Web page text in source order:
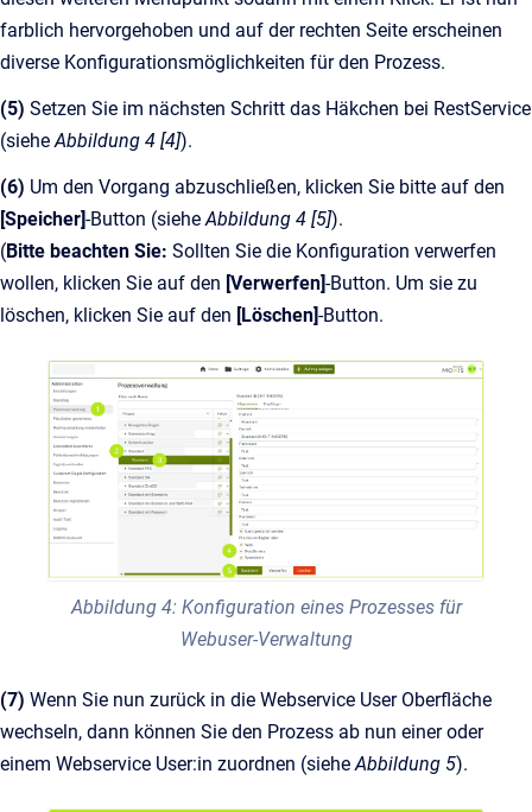
farblich hervorgehoben und auf der rechten Seite erscheinen
diverse Konfigurationsmöglichkeiten für den Prozess.
(5) Setzen Sie im nächsten Schritt das Häkchen bei RestService
(sieheAbbildung 4 [4]).
(6) Um den Vorgang abzuschließen, klicken Sie bitte auf den
[Speicher]-Button (sieheAbbildung 4 [5]).
(Bitte beachten Sie: Sollten Sie die Konfiguration verwerfen
wollen, klicken Sie auf den [Verwerfen]-Button. Um sie zu
löschen, klicken Sie auf den [Löschen]-Button.
Abbildung 4: Konfiguration eines Prozesses für
Webuser-Verwaltung
(7) Wenn Sie nun zurück in die Webservice User Oberfläche
wechseln, dann können Sie den Prozess ab nun einer oder
einem Webservice User:in zuordnen (sieheAbbildung 5).